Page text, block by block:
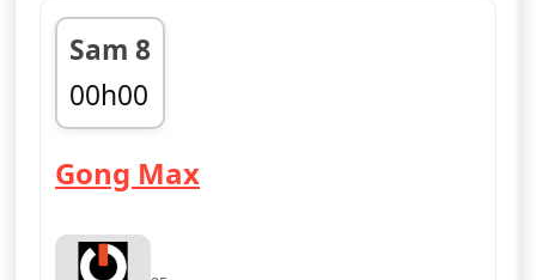
Sam 8
00h00
fin 03h00
Gong Max— Gong Max